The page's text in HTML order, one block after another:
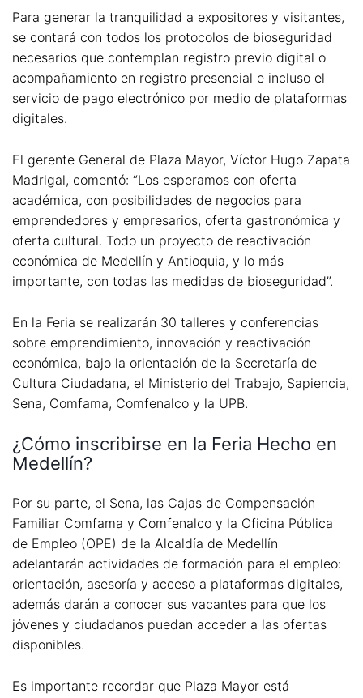
Para generar la tranquilidad a expositores y visitantes,
se contará con todos los protocolos de bioseguridad
necesarios que contemplan registro previo digital o
acompañamiento en registro presencial e incluso el
servicio de pago electrónico por medio de plataformas
digitales.
El gerente General de Plaza Mayor, Víctor Hugo Zapata
Madrigal, comentó: “Los esperamos con oferta
académica, con posibilidades de negocios para
emprendedores y empresarios, oferta gastronómica y
oferta cultural. Todo un proyecto de reactivación
económica de Medellín y Antioquia, y lo más
importante, con todas las medidas de bioseguridad”.
En la Feria se realizarán 30 talleres y conferencias
sobre emprendimiento, innovación y reactivación
económica, bajo la orientación de la Secretaría de
Cultura Ciudadana, el Ministerio del Trabajo, Sapiencia,
Sena, Comfama, Comfenalco y la UPB.
¿Cómo inscribirse en la Feria Hecho en
Medellín?
Por su parte, el Sena, las Cajas de Compensación
Familiar Comfama y Comfenalco y la Oficina Pública
de Empleo (OPE) de la Alcaldía de Medellín
adelantarán actividades de formación para el empleo:
orientación, asesoría y acceso a plataformas digitales,
además darán a conocer sus vacantes para que los
jóvenes y ciudadanos puedan acceder a las ofertas
disponibles.
Es importante recordar que Plaza Mayor está